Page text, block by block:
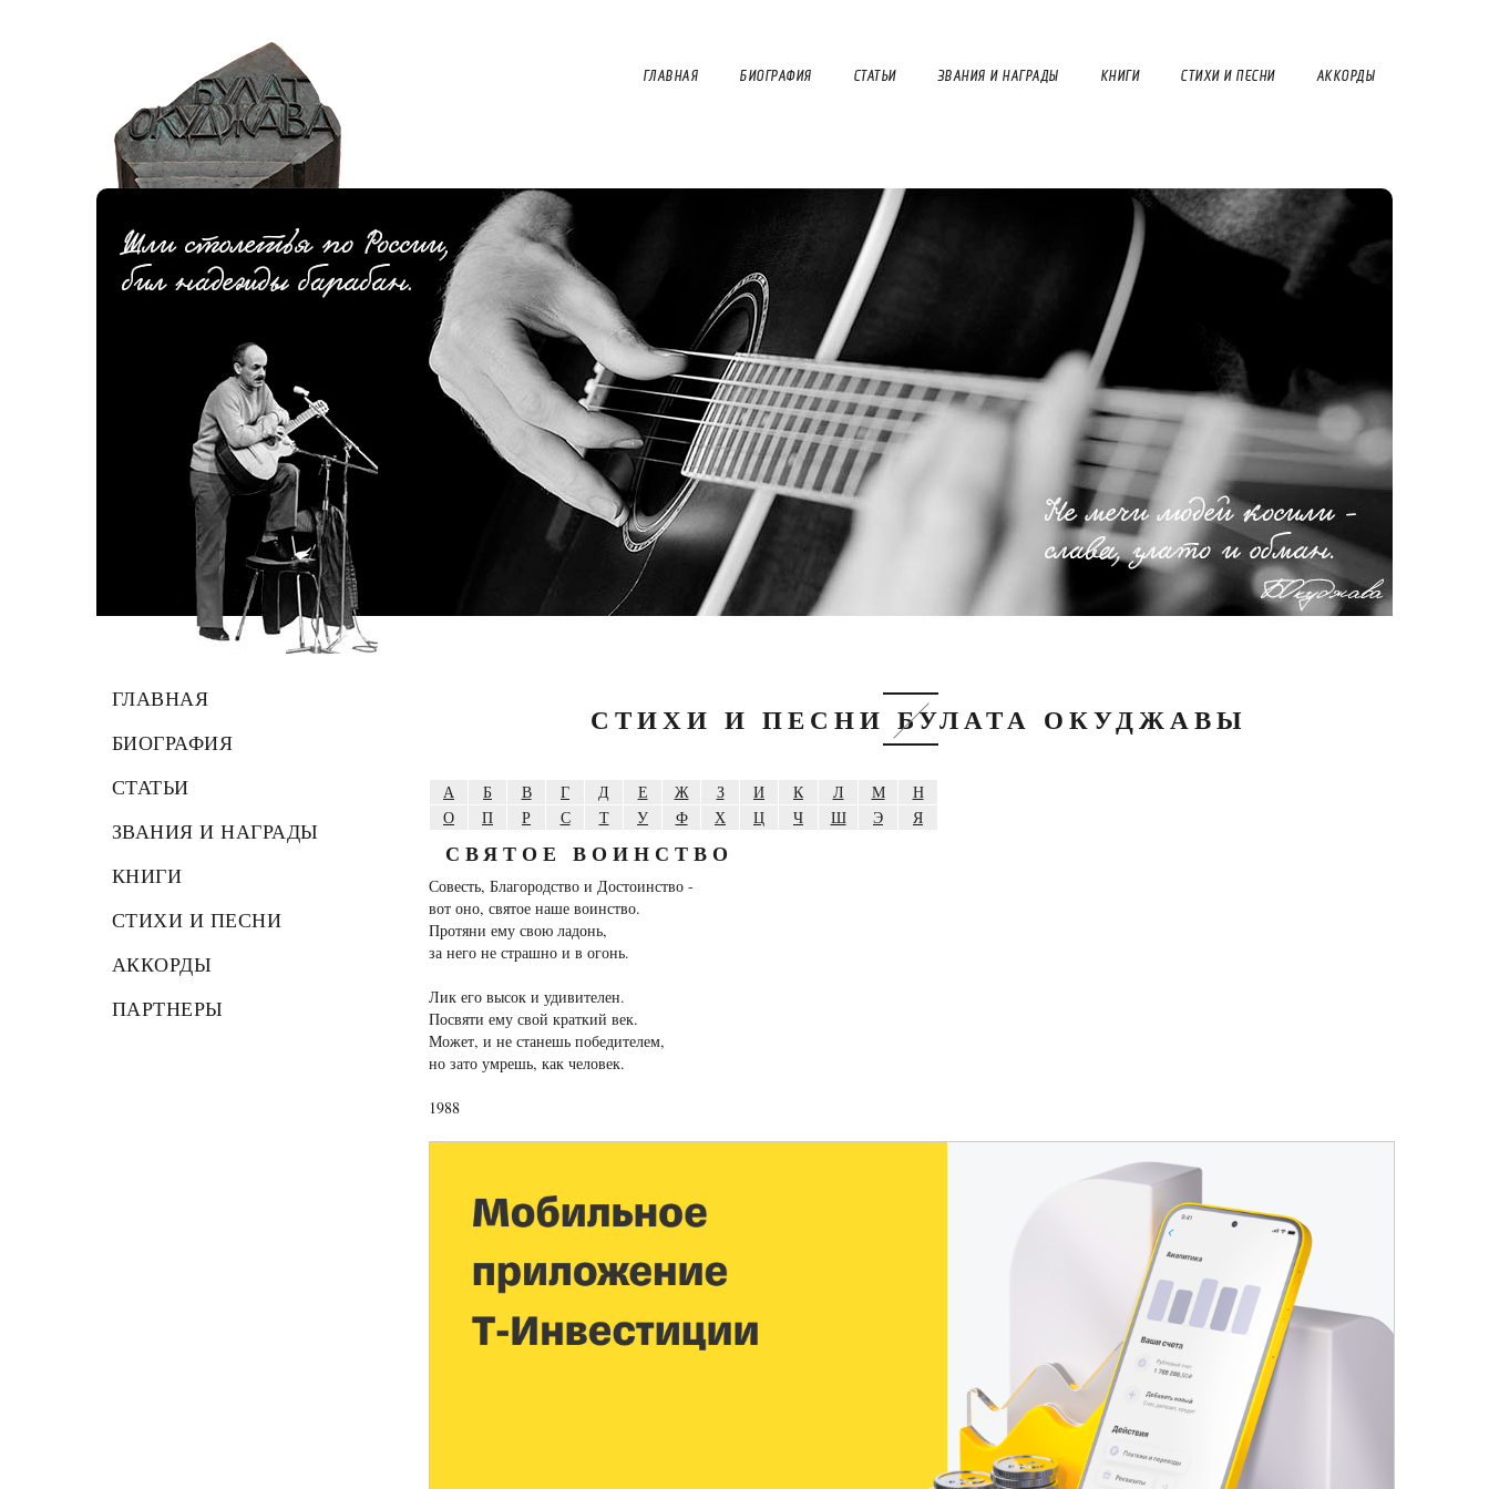
ГЛАВНАЯ БИОГРАФИЯ СТАТЬИ ЗВАНИЯ И НАГРАДЫ КНИГИ СТИХИ И ПЕСНИ АККОРДЫ
ГЛАВНАЯ
БИОГРАФИЯ
СТАТЬИ
ЗВАНИЯ И НАГРАДЫ
КНИГИ
СТИХИ И ПЕСНИ
АККОРДЫ
ПАРТНЕРЫ
СТИХИ И ПЕСНИ БУЛАТА ОКУДЖАВЫ
А Б В Г Д Е Ж З И К Л М
Н
О
П Р С Т У Ф Х Ц Ч Ш Э Я
СВЯТОЕ ВОИНСТВО
Совесть, Благородство и Достоинство -
вот оно, святое наше воинство.
Протяни ему свою ладонь,
за него не страшно и в огонь.
Лик его высок и удивителен.
Посвяти ему свой краткий век.
Может, и не станешь победителем,
но зато умрешь, как человек.
1988